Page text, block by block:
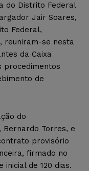
do Distrito Federal
Jair Soares,
Federal,
reuniram-se nesta
da Caixa
procedimentos
de
do
Bernardo Torres, e
provisório
firmado no
inicial de 120 dias.